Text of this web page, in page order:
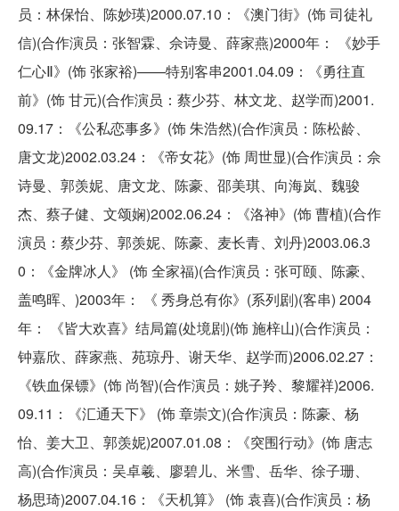
员：林保怡、陈妙瑛)2000.07.10：《澳门街》(饰 司徒礼
信)(合作演员：张智霖、佘诗曼、薛家燕)2000年： 《妙手
仁心Ⅱ》(饰 张家裕)——特别客串2001.04.09：《勇往直
前》(饰 甘元)(合作演员：蔡少芬、林文龙、赵学而)2001.
09.17：《公私恋事多》(饰 朱浩然)(合作演员：陈松龄、
唐文龙)2002.03.24：《帝女花》(饰 周世显)(合作演员：佘
诗曼、郭羡妮、唐文龙、陈豪、邵美琪、向海岚、魏骏
杰、蔡子健、文颂娴)2002.06.24：《洛神》(饰 曹植)(合作
演员：蔡少芬、郭羡妮、陈豪、麦长青、刘丹)2003.06.3
0：《金牌冰人》 (饰 全家福)(合作演员：张可颐、陈豪、
盖鸣晖、)2003年： 《 秀身总有你》(系列剧)(客串) 2004
年： 《皆大欢喜》结局篇(处境剧)(饰 施梓山)(合作演员：
钟嘉欣、薛家燕、苑琼丹、谢天华、赵学而)2006.02.27：
《铁血保镖》(饰 尚智)(合作演员：姚子羚、黎耀祥)2006.
09.11：《汇通天下》 (饰 章崇文)(合作演员：陈豪、杨
怡、姜大卫、郭羡妮)2007.01.08：《突围行动》(饰 唐志
高)(合作演员：吴卓羲、廖碧儿、米雪、岳华、徐子珊、
杨思琦)2007.04.16：《天机算》 (饰 袁喜)(合作演员：杨